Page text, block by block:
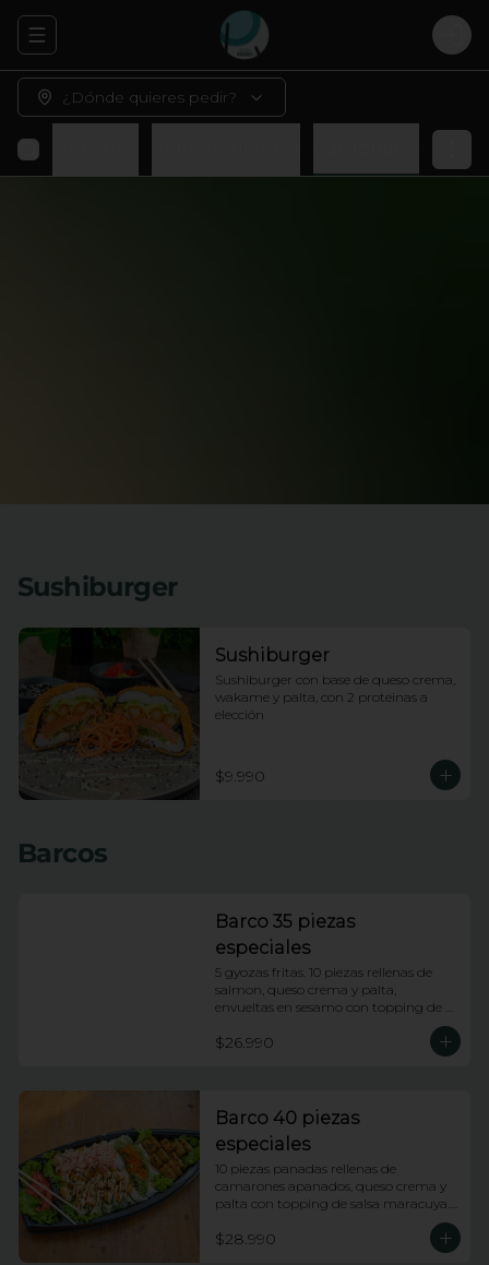
Abrir menu de navegación
¿Dónde quieres pedir?
Rolls sin arroz
Sushiburger
Sushiburger
Sushiburger con base de queso crema,
wakame y palta, con 2 proteinas a
elección
$9.990
Barcos
Barco 35 piezas
especiales
5 gyozas fritas. 10 piezas rellenas de
salmon, queso crema y palta,
envueltas en sesamo con topping de
piezas apanadas rellenas de pollo,
queso crema, platano frito y cebollin
kanikama apanada y palta, envueltas
en ciboulette con topping de ceviche
de salmon e hilos de camote.
$26.990
Barco 40 piezas
especiales
10 piezas panadas rellenas de
camarones apanados, queso crema y
palta con topping de salsa maracuya.
apanados, queso crema y palta
envueltas en ciboulette con topping de
$28.990